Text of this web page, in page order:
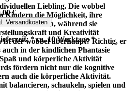
Liebling. Die wobbel
Kindern die Möglichkeit, ihre
zu verbessern, während sie
und Kreativität
ist der wobbel überhaupt? Richtig, er
auch in der kindlichen Phantasie
und körperliche Aktivität
fördern nicht nur die kognitive
auch die körperliche Aktivität.
balancieren, schaukeln, spielen und
€
Versandkosten
* ca. 10 Werktage *